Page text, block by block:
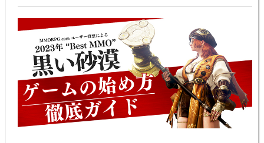
n
a
e
b
o
o
k
e
st
n
e
y
Li
n
k